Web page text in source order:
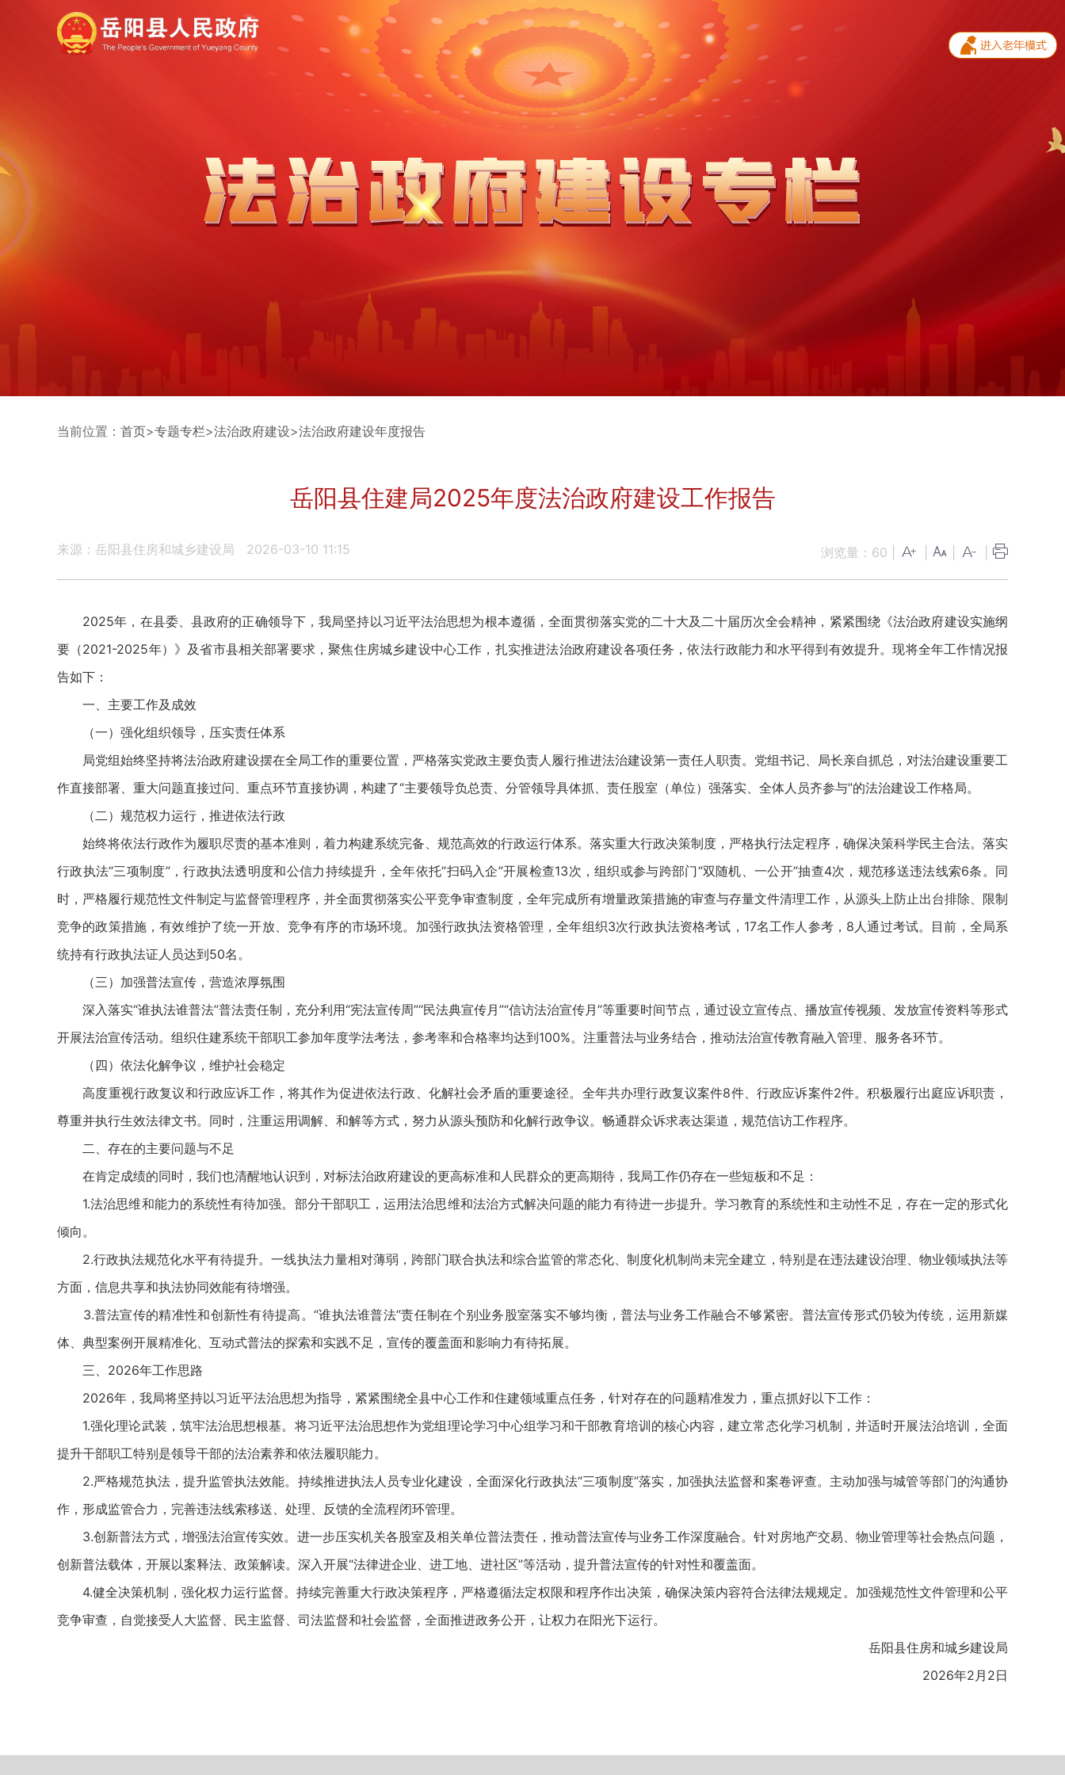
当前位置： 首页>专题专栏>法治政府建设>法治政府建设年度报告
岳阳县住建局2025年度法治政府建设工作报告
来源：岳阳县住房和城乡建设局 2026-03-10 11:15 浏览量： 60
2025年，在县委、县政府的正确领导下，我局坚持以习近平法治思想为根本遵循，全面贯彻落实党的二十大及二十届历次全会精神，紧紧围绕《法治政府建设实施纲
要（2021-2025年）》及省市县相关部署要求，聚焦住房城乡建设中心工作，扎实推进法治政府建设各项任务，依法行政能力和水平得到有效提升。现将全年工作情况报
告如下：
一、主要工作及成效
（一）强化组织领导，压实责任体系
局党组始终坚持将法治政府建设摆在全局工作的重要位置，严格落实党政主要负责人履行推进法治建设第一责任人职责。党组书记、局长亲自抓总，对法治建设重要工
作直接部署、重大问题直接过问、重点环节直接协调，构建了“主要领导负总责、分管领导具体抓、责任股室（单位）强落实、全体人员齐参与”的法治建设工作格局。
（二）规范权力运行，推进依法行政
始终将依法行政作为履职尽责的基本准则，着力构建系统完备、规范高效的行政运行体系。落实重大行政决策制度，严格执行法定程序，确保决策科学民主合法。落实
行政执法“三项制度”，行政执法透明度和公信力持续提升，全年依托“扫码入企”开展检查13次，组织或参与跨部门“双随机、一公开”抽查4次，规范移送违法线索6条。同
时，严格履行规范性文件制定与监督管理程序，并全面贯彻落实公平竞争审查制度，全年完成所有增量政策措施的审查与存量文件清理工作，从源头上防止出台排除、限制
竞争的政策措施，有效维护了统一开放、竞争有序的市场环境。加强行政执法资格管理，全年组织3次行政执法资格考试，17名工作人参考，8人通过考试。目前，全局系
统持有行政执法证人员达到50名。
（三）加强普法宣传，营造浓厚氛围
深入落实“谁执法谁普法”普法责任制，充分利用“宪法宣传周”“民法典宣传月”“信访法治宣传月”等重要时间节点，通过设立宣传点、播放宣传视频、发放宣传资料等形式
开展法治宣传活动。组织住建系统干部职工参加年度学法考法，参考率和合格率均达到100%。注重普法与业务结合，推动法治宣传教育融入管理、服务各环节。
（四）依法化解争议，维护社会稳定
高度重视行政复议和行政应诉工作，将其作为促进依法行政、化解社会矛盾的重要途径。全年共办理行政复议案件8件、行政应诉案件2件。积极履行出庭应诉职责，
尊重并执行生效法律文书。同时，注重运用调解、和解等方式，努力从源头预防和化解行政争议。畅通群众诉求表达渠道，规范信访工作程序。
二、存在的主要问题与不足
在肯定成绩的同时，我们也清醒地认识到，对标法治政府建设的更高标准和人民群众的更高期待，我局工作仍存在一些短板和不足：
1.法治思维和能力的系统性有待加强。部分干部职工，运用法治思维和法治方式解决问题的能力有待进一步提升。学习教育的系统性和主动性不足，存在一定的形式化
倾向。
2.行政执法规范化水平有待提升。一线执法力量相对薄弱，跨部门联合执法和综合监管的常态化、制度化机制尚未完全建立，特别是在违法建设治理、物业领域执法等
方面，信息共享和执法协同效能有待增强。
3.普法宣传的精准性和创新性有待提高。“谁执法谁普法”责任制在个别业务股室落实不够均衡，普法与业务工作融合不够紧密。普法宣传形式仍较为传统，运用新媒
体、典型案例开展精准化、互动式普法的探索和实践不足，宣传的覆盖面和影响力有待拓展。
三、2026年工作思路
2026年，我局将坚持以习近平法治思想为指导，紧紧围绕全县中心工作和住建领域重点任务，针对存在的问题精准发力，重点抓好以下工作：
1.强化理论武装，筑牢法治思想根基。将习近平法治思想作为党组理论学习中心组学习和干部教育培训的核心内容，建立常态化学习机制，并适时开展法治培训，全面
提升干部职工特别是领导干部的法治素养和依法履职能力。
2.严格规范执法，提升监管执法效能。持续推进执法人员专业化建设，全面深化行政执法“三项制度”落实，加强执法监督和案卷评查。主动加强与城管等部门的沟通协
作，形成监管合力，完善违法线索移送、处理、反馈的全流程闭环管理。
3.创新普法方式，增强法治宣传实效。进一步压实机关各股室及相关单位普法责任，推动普法宣传与业务工作深度融合。针对房地产交易、物业管理等社会热点问题，
创新普法载体，开展以案释法、政策解读。深入开展“法律进企业、进工地、进社区”等活动，提升普法宣传的针对性和覆盖面。
4.健全决策机制，强化权力运行监督。持续完善重大行政决策程序，严格遵循法定权限和程序作出决策，确保决策内容符合法律法规规定。加强规范性文件管理和公平
竞争审查，自觉接受人大监督、民主监督、司法监督和社会监督，全面推进政务公开，让权力在阳光下运行。
岳阳县住房和城乡建设局
2026年2月2日